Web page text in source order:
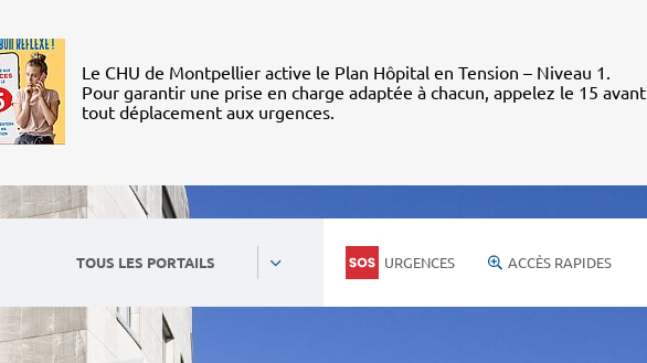
Le CHU de Montpellier active le Plan Hôpital en Tension – Niveau 1.
Pour garantir une prise en charge adaptée à chacun, appelez le 15 avant
tout déplacement aux urgences.
TOUS LES PORTAILS URGENCES ACCÈS RAPIDES